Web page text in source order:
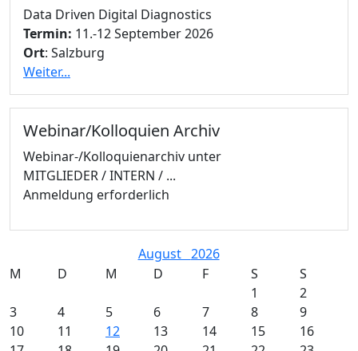
Data Driven Digital Diagnostics
Termin: 11.-12 September 2026
Ort: Salzburg
Weiter...
Webinar/Kolloquien Archiv
Webinar-/Kolloquienarchiv unter
MITGLIEDER / INTERN / ...
Anmeldung erforderlich
August 2026
M
D M D F S
S
1
2
3
4 5 6 7 8
9
10
11 12 13 14 15
16